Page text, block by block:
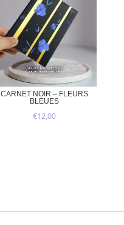
à
CARNET NOIR – FLEURS
BLEUES
€12,00